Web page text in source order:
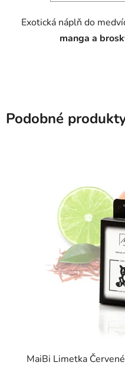
Exotická náplň do
manga a
Podobné
MaiBi Limetka